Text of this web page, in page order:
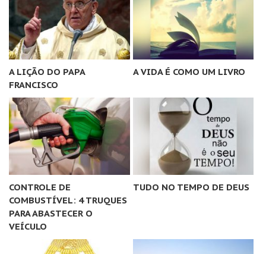
A LIÇÃO DO PAPA
FRANCISCO
A VIDA É COMO UM LIVRO
CONTROLE DE
COMBUSTÍVEL: 4 TRUQUES
PARA ABASTECER O
VEÍCULO
TUDO NO TEMPO DE DEUS